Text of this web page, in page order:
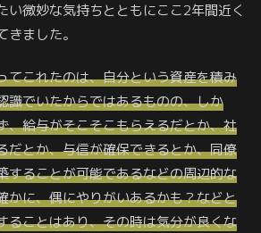
い微妙な気持ちとともにここ2年間近く
ました。
てこれたのは、自分という資産を積み
識でいたからではあるものの、しか
、給与がそこそこもらえるだとか、社
だとか、与信が確保できるとか、同僚
することが可能であるなどの周辺的な
かに、偶にやりがいあるかも？などと
ることはあり、その時は気分が良くな